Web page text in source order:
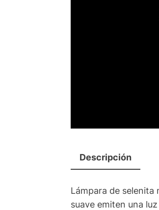
Descripción
Lámpara de selenita
suave emiten una